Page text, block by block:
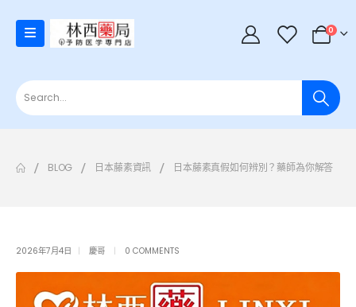
0
BLOG 日本藤素資訊 日本藤素真假如何辨別？藥師為你解答
2026年7月4日 慶哥 0 COMMENTS